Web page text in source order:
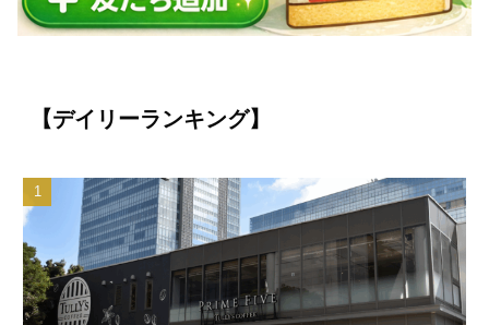
【デイリーランキング】